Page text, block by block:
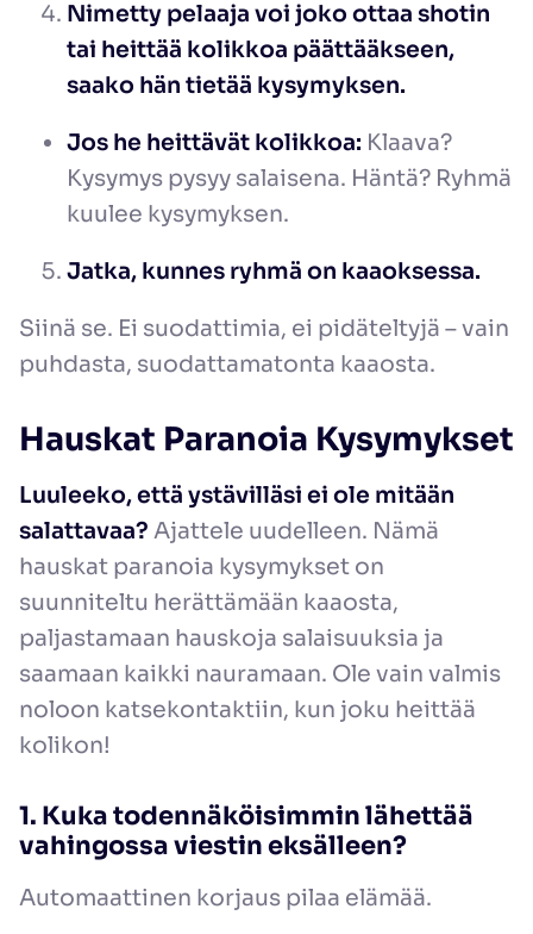
Nimetty pelaaja voi joko ottaa shotin
tai heittää kolikkoa päättääkseen,
saako hän tietää kysymyksen.
Jos he heittävät kolikkoa: Klaava?
Kysymys pysyy salaisena. Häntä? Ryhmä
kuulee kysymyksen.
Jatka, kunnes ryhmä on kaaoksessa.
Siinä se. Ei suodattimia, ei pidäteltyjä – vain
puhdasta, suodattamatonta kaaosta.
Hauskat Paranoia Kysymykset
Luuleeko, että ystävilläsi ei ole mitään
salattavaa? Ajattele uudelleen. Nämä
hauskat paranoia kysymykset on
suunniteltu herättämään kaaosta,
paljastamaan hauskoja salaisuuksia ja
saamaan kaikki nauramaan. Ole vain valmis
noloon katsekontaktiin, kun joku heittää
kolikon!
1. Kuka todennäköisimmin lähettää
vahingossa viestin eksälleen?
Automaattinen korjaus pilaa elämää.